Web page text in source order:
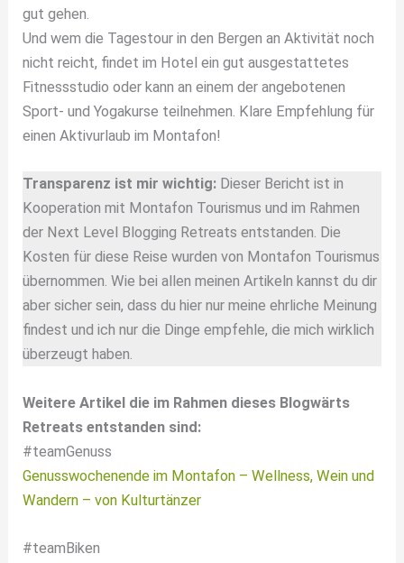
gut gehen.
Und wem die Tagestour in den Bergen an Aktivität noch
nicht reicht, findet im Hotel ein gut ausgestattetes
Fitnessstudio oder kann an einem der angebotenen
Sport- und Yogakurse teilnehmen. Klare Empfehlung für
einen Aktivurlaub im Montafon!
Transparenz ist mir wichtig: Dieser Bericht ist in
Kooperation mit Montafon Tourismus und im Rahmen
der Next Level Blogging Retreats entstanden. Die
Kosten für diese Reise wurden von Montafon Tourismus
übernommen. Wie bei allen meinen Artikeln kannst du dir
aber sicher sein, dass du hier nur meine ehrliche Meinung
findest und ich nur die Dinge empfehle, die mich wirklich
überzeugt haben.
Weitere Artikel die im Rahmen dieses Blogwärts
Retreats entstanden sind:
#teamGenuss
Genusswochenende im Montafon – Wellness, Wein und
Wandern – von Kulturtänzer
#teamBiken